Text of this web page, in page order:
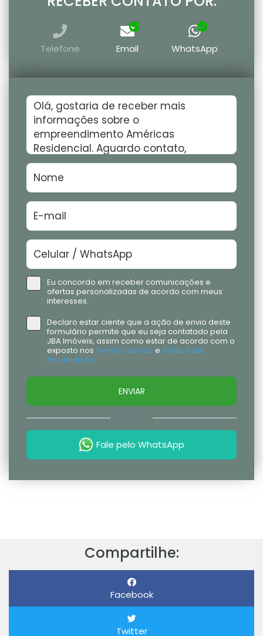
Telefone Email WhatsApp
Eu concordo em receber comunicações e
ofertas personalizadas de acordo com meus
interesses.
Declaro estar ciente que a ação de envio deste
formulário permite que eu seja contatado pela
JBA Imóveis, assim como estar de acordo com o
exposto nos Termos de uso e Política de
Privacidade.
ENVIAR
OU
Fale pelo WhatsApp
Compartilhe:
Facebook
Twitter